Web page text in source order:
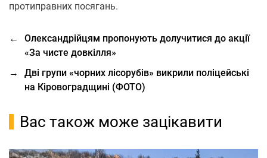
протиправних посягань.
←
Олександрійцям пропонують долучитися до акції
«За чисте довкілля»
→
Дві групи «чорних лісорубів» викрили поліцейські
на Кіровоградщині (ФОТО)
Вас також може зацікавити